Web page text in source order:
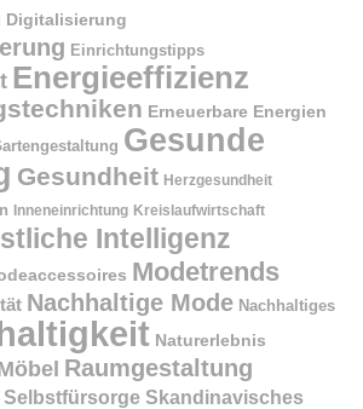
Digitalisierung
Einrichtungstipps
Energieeffizienz
Erneuerbare Energien
Gesunde
Gesundheit Herzgesundheit
Inneneinrichtung Kreislaufwirtschaft
Intelligenz
Modetrends
Nachhaltige Mode Nachhaltiges
Naturerlebnis
Raumgestaltung
Selbstfürsorge Skandinavisches